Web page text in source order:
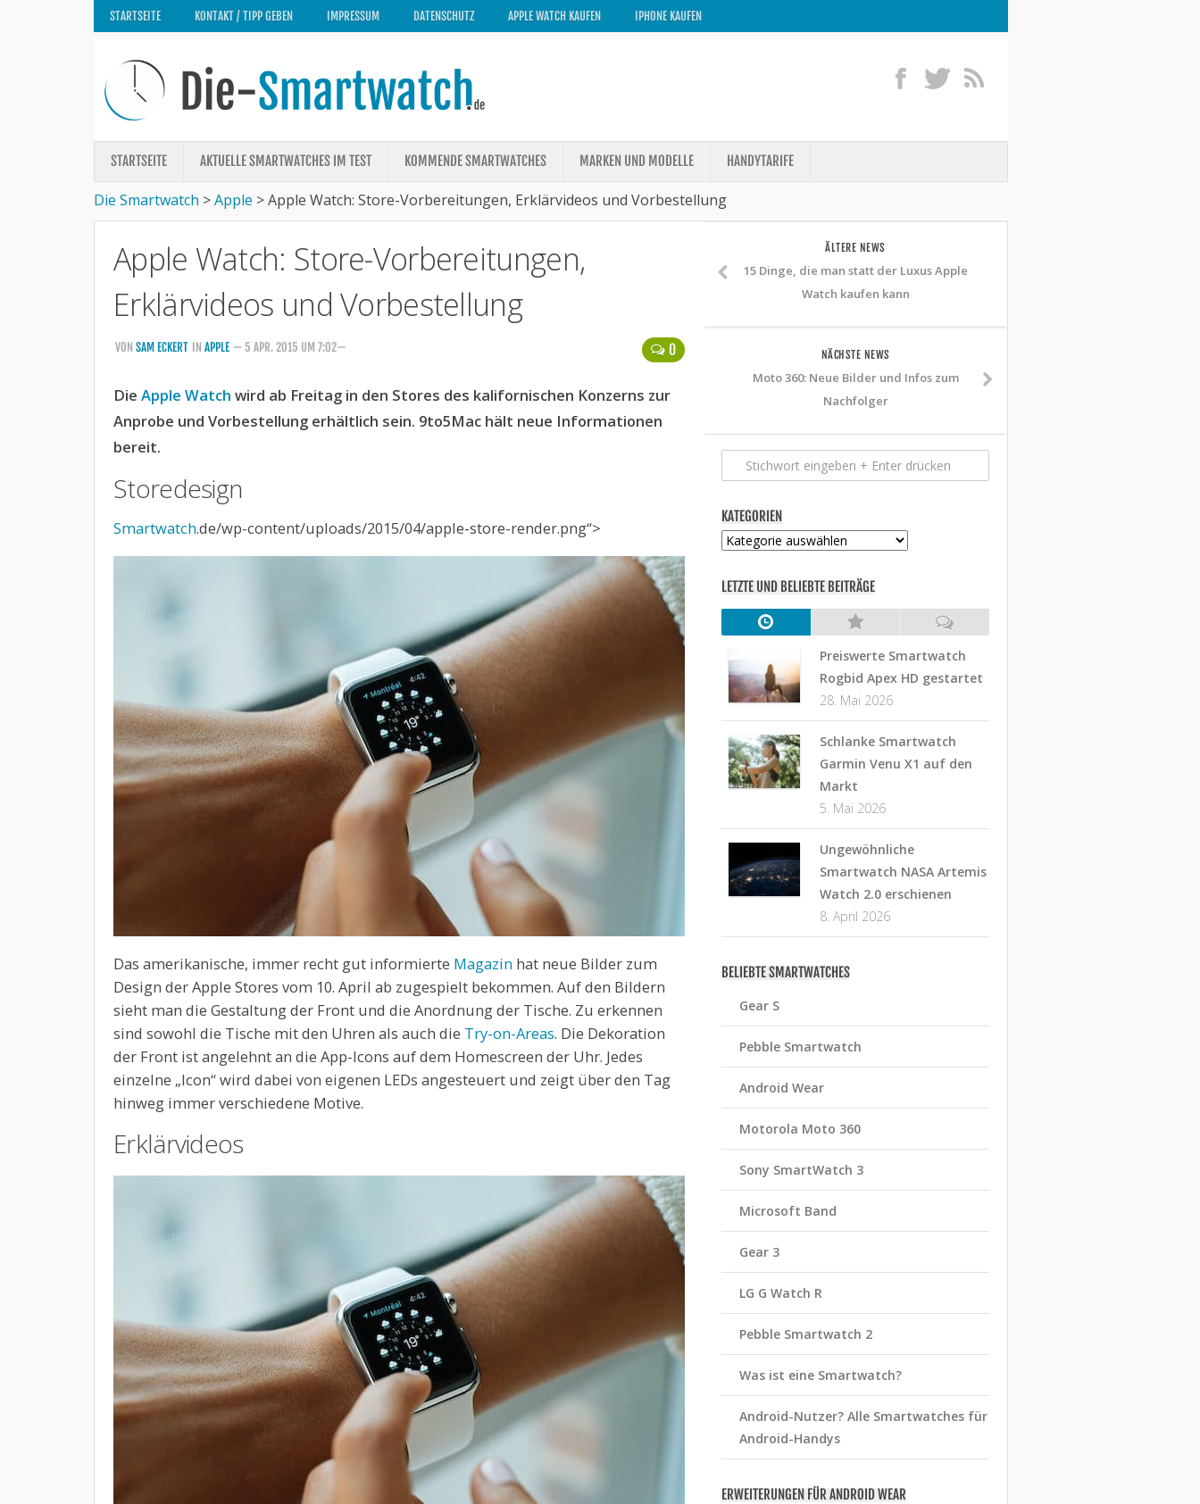
STARTSEITE KONTAKT / TIPP GEBEN IMPRESSUM DATENSCHUTZ APPLE WATCH KAUFEN IPHONE KAUFEN
STARTSEITE AKTUELLE SMARTWATCHES IM TEST KOMMENDE SMARTWATCHES MARKEN UND MODELLE HANDYTARIFE
Die Smartwatch >Apple >Apple Watch: Store-Vorbereitungen, Erklärvideos und Vorbestellung
Apple Watch: Store-Vorbereitungen,
Erklärvideos und Vorbestellung
0
VON SAM ECKERT IN APPLE — 5 APR. 2015 UM 7:02—
Die Apple Watch wird ab Freitag in den Stores des kalifornischen Konzerns zur
Anprobe und Vorbestellung erhältlich sein. 9to5Mac hält neue Informationen
bereit.
Storedesign
Smartwatch.de/wp-content/uploads/2015/04/apple-store-render.png“>
Das amerikanische, immer recht gut informierte Magazin hat neue Bilder zum
Design der Apple Stores vom 10. April ab zugespielt bekommen. Auf den Bildern
sieht man die Gestaltung der Front und die Anordnung der Tische. Zu erkennen
sind sowohl die Tische mit den Uhren als auch die Try-on-Areas. Die Dekoration
der Front ist angelehnt an die App-Icons auf dem Homescreen der Uhr. Jedes
einzelne „Icon“ wird dabei von eigenen LEDs angesteuert und zeigt über den Tag
hinweg immer verschiedene Motive.
Erklärvideos
ÄLTERE NEWS
15 Dinge, die man statt der Luxus Apple
Watch kaufen kann
NÄCHSTE NEWS
Moto 360: Neue Bilder und Infos zum
Nachfolger
KATEGORIEN
Kategorien
LETZTE UND BELIEBTE BEITRÄGE
Preiswerte Smartwatch
Rogbid Apex HD gestartet
28. Mai 2026
Schlanke Smartwatch
Garmin Venu X1 auf den
Markt
5. Mai 2026
Ungewöhnliche
Smartwatch NASA Artemis
Watch 2.0 erschienen
8. April 2026
BELIEBTE SMARTWATCHES
Gear S
Pebble Smartwatch
Android Wear
Motorola Moto 360
Sony SmartWatch 3
Microsoft Band
Gear 3
LG G Watch R
Pebble Smartwatch 2
Was ist eine Smartwatch?
Android-Nutzer? Alle Smartwatches für
Android-Handys
ERWEITERUNGEN FÜR ANDROID WEAR